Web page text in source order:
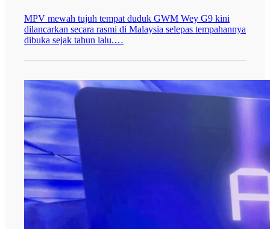
MPV mewah tujuh tempat duduk GWM Wey G9 kini
dilancarkan secara rasmi di Malaysia selepas tempahannya
dibuka sejak tahun lalu.…